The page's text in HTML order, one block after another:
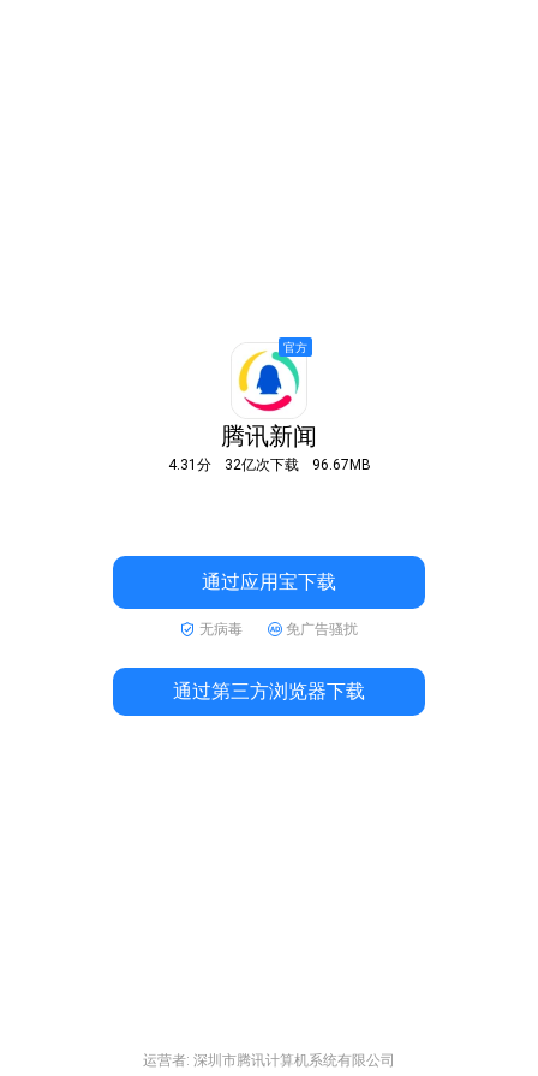
腾讯新闻
4.31分 32亿次下载 96.67MB
通过应用宝下载
无病毒 免广告骚扰
通过第三方浏览器下载
运营者: 深圳市腾讯计算机系统有限公司